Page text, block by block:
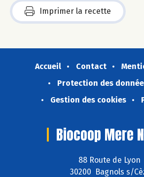
Imprimer la recette
Accueil Contact
Protection des
Gestion des cookies
Biocoop Mere
88 Route de Lyon
30200 Bagnols s/